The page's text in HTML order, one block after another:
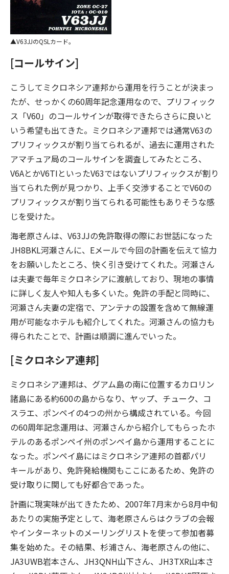
V63JJのQSLカード。
[コールサイン]
こうしてミクロネシア連邦から運用を行うことが決まっ
たが、せっかくの60周年記念運用なので、プリフィック
ス「V60」のコールサインが取得できたらさらに良いと
いう希望も出てきた。ミクロネシア連邦では通常V63の
プリフィックスが割り当てられるが、過去に運用された
アマチュア局のコールサインを調査してみたところ、
V6AとかV6TIといったV63ではないプリフィックスが割り
当てられた例が見つかり、上手く交渉することでV60の
プリフィックスが割り当てられる可能性もありそうな感
じを受けた。
海老原さんは、V63JJの免許取得の際にお世話になった
JH8BKL河瀬さんに、Eメールで今回の計画を伝えて協力
をお願いしたところ、快く引き受けてくれた。河瀬さん
は夫妻で毎年ミクロネシアに渡航しており、現地の事情
に詳しく友人や知人も多くいた。免許の手配と同時に、
河瀬さん夫妻の定宿で、アンテナの設置を含めて無線運
用が可能なホテルも紹介してくれた。河瀬さんの協力も
得られたことで、計画は順調に進んでいった。
[ミクロネシア連邦]
ミクロネシア連邦は、グアム島の南に位置するカロリン
諸島にある約600の島からなり、ヤップ、チューク、コ
スラエ、ポンペイの4つの州から構成されている。今回
の60周年記念運用は、河瀬さんから紹介してもらったホ
テルのあるポンペイ州のポンペイ島から運用することに
なった。ポンペイ島にはミクロネシア連邦の首都パリ
キールがあり、免許発給機関もここにあるため、免許の
受け取りに関しても好都合であった。
計画に現実味が出てきたため、2007年7月末から8月中旬
あたりの実施予定として、海老原さんらはクラブの会報
やインターネットのメーリングリストを使って参加者募
集を始めた。その結果、杉浦さん、海老原さんの他に、
JA3UWB岩本さん、JH3QNH山下さん、JH3TXR山本さ